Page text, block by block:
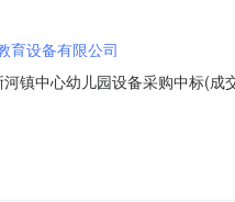
育设备有限公司
镇中心幼儿园设备采购中标(
项目名称淅河镇中心幼儿园设